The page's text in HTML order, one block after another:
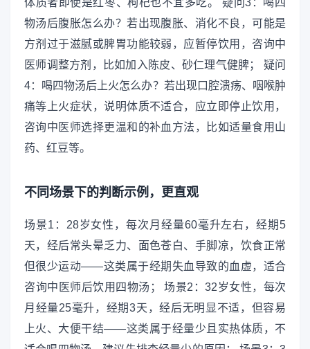
物汤后腹胀怎么办？若出现腹胀、消化不良，可能是
方剂过于滋腻或脾胃功能较弱，应暂停饮用，咨询中
医师调整方剂，比如加入陈皮、砂仁理气健脾； 疑问
4：喝四物汤后上火怎么办？若出现口腔溃疡、咽喉肿
痛等上火症状，说明体质不适合，应立即停止饮用，
咨询中医师选择更温和的补血方法，比如适量食用山
药、红豆等。
不同场景下的判断示例，更直观
场景1：28岁女性，每次月经量60毫升左右，经期5
天，经后常头晕乏力、面色苍白、手脚凉，饮食正常
但很少运动——这类属于经期失血导致的血虚，适合
咨询中医师后饮用四物汤； 场景2：32岁女性，每次
月经量25毫升，经期3天，经后无明显不适，但容易
上火、大便干结——这类属于经量少且实热体质，不